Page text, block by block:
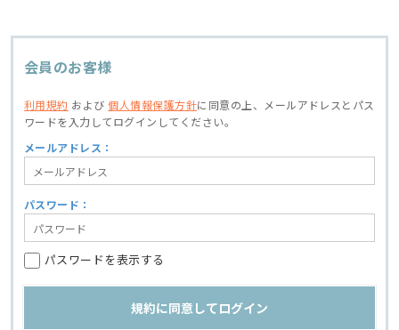
会員のお客様
利用規約 および個人情報保護方針に同意の上、
メールアドレスとパス
ワードを入力してログインしてください。
メールアドレス：
パスワード：
パスワードを表示する